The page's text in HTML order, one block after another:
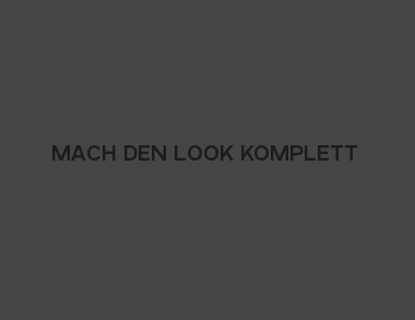
MACH DEN LOOK KOMPLETT